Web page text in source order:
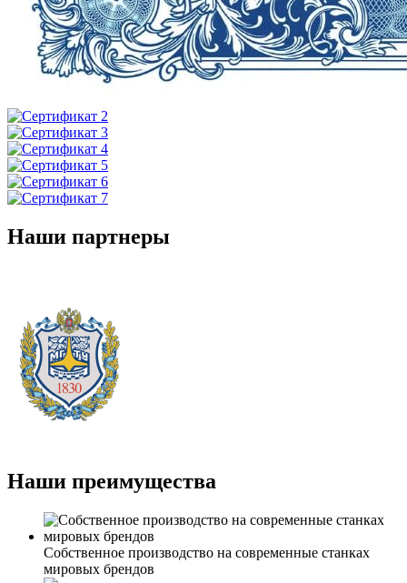
Наши партнеры
Наши преимущества
Собственное производство на современные станках
мировых брендов